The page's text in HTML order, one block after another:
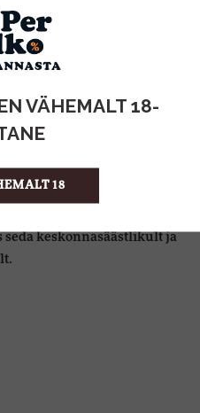
VÄHEMALT 18-
18
California
kus valmistatakse
seda keskonnasäästlikult ja